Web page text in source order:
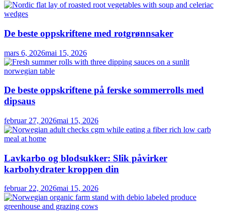
De beste oppskriftene med rotgrønnsaker
mars 6, 2026mai 15, 2026
De beste oppskriftene på ferske sommerrolls med
dipsaus
februar 27, 2026mai 15, 2026
Lavkarbo og blodsukker: Slik påvirker
karbohydrater kroppen din
februar 22, 2026mai 15, 2026